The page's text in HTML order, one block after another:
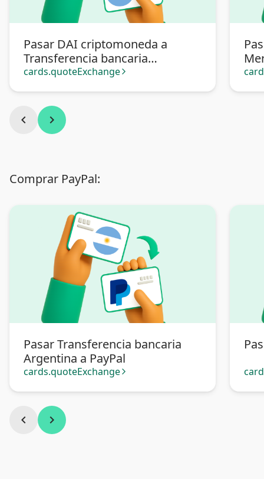
Pasar DAI criptomoneda a
Transferencia bancaria
Argentina
cards.quoteExchange arrow_forward_ios
chevron_left chevron_right
Comprar PayPal:
Pasar Transferencia bancaria
Argentina a PayPal
cards.quoteExchange arrow_forward_ios
chevron_left chevron_right